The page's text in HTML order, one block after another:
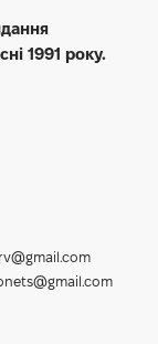
1991 року.